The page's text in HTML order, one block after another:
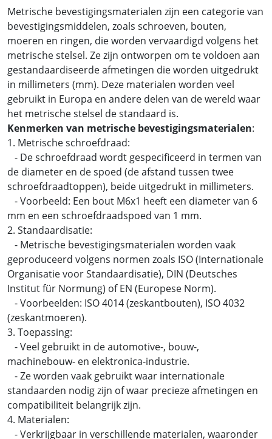
Metrische bevestigingsmaterialen zijn een categorie van
bevestigingsmiddelen, zoals schroeven, bouten,
moeren en ringen, die worden vervaardigd volgens het
metrische stelsel. Ze zijn ontworpen om te voldoen aan
gestandaardiseerde afmetingen die worden uitgedrukt
in millimeters (mm). Deze materialen worden veel
gebruikt in Europa en andere delen van de wereld waar
het metrische stelsel de standaard is.
Kenmerken van metrische bevestigingsmaterialen:
1. Metrische schroefdraad:
- De schroefdraad wordt gespecificeerd in termen van
de diameter en de spoed (de afstand tussen twee
schroefdraadtoppen), beide uitgedrukt in millimeters.
- Voorbeeld: Een bout M6x1 heeft een diameter van 6
mm en een schroefdraadspoed van 1 mm.
2. Standaardisatie:
- Metrische bevestigingsmaterialen worden vaak
geproduceerd volgens normen zoals ISO (Internationale
Organisatie voor Standaardisatie), DIN (Deutsches
Institut für Normung) of EN (Europese Norm).
- Voorbeelden: ISO 4014 (zeskantbouten), ISO 4032
(zeskantmoeren).
3. Toepassing:
- Veel gebruikt in de automotive-, bouw-,
machinebouw- en elektronica-industrie.
- Ze worden vaak gebruikt waar internationale
standaarden nodig zijn of waar precieze afmetingen en
compatibiliteit belangrijk zijn.
4. Materialen:
- Verkrijgbaar in verschillende materialen, waaronder